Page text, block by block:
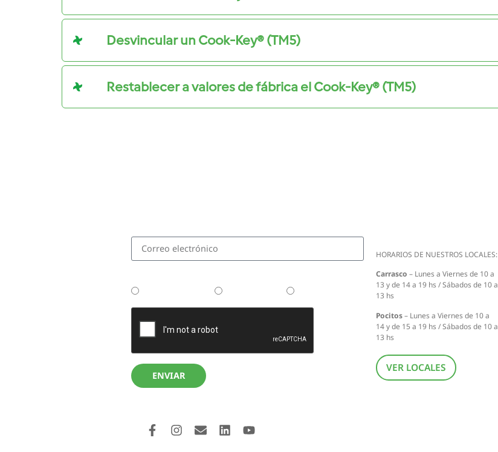
Desvincular un Cook-Key® (TM5)
Restablecer a valores de fábrica el Cook-Key® (TM5)
ENVIAR
HORARIOS DE NUESTROS LOCALES:
Carrasco – Lunes a Viernes de 10 a
13 y de 14 a 19 hs / Sábados de 10 a
13 hs
Pocitos– Lunes a Viernes de 10 a
14 y de 15 a 19 hs / Sábados de 10 a
13 hs
VER LOCALES